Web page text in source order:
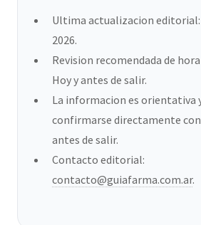
Ultima actualizacion editorial:
2026.
Revision recomendada de
Hoy y antes de salir.
La informacion es orientativa
confirmarse directamente
antes de salir.
Contacto editorial:
contacto@guiafarma.com.ar.